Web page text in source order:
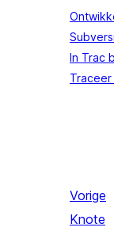
In Trac
Vorige
Knote